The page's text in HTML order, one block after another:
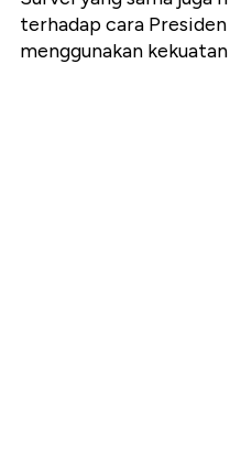
terhadap cara
menggunakan